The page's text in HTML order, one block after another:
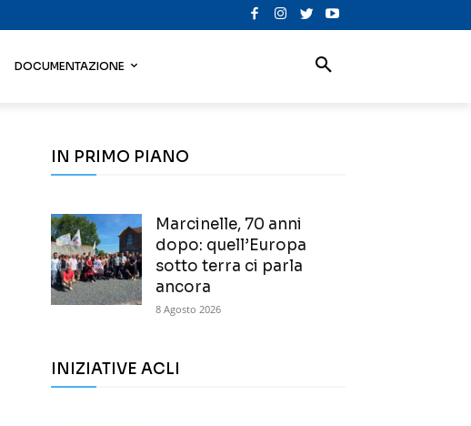
DOCUMENTAZIONE
IN PRIMO PIANO
Marcinelle, 70 anni
dopo: quell’Europa
sotto terra ci parla
ancora
8 Agosto 2026
INIZIATIVE ACLI